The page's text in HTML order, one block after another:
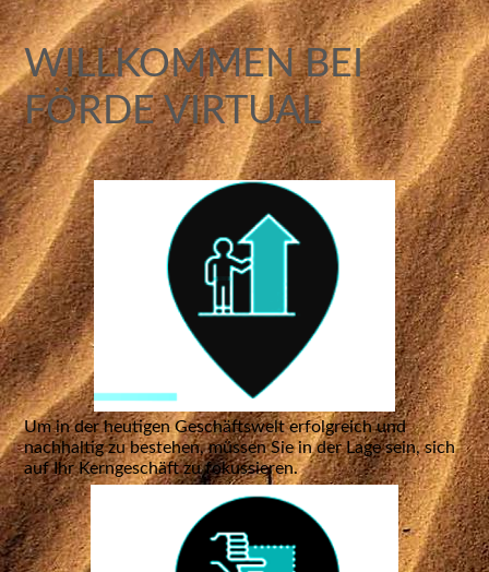
WILLKOMMEN BEI
FÖRDE VIRTUAL
Um in der heutigen Geschäftswelt erfolgreich und
nachhaltig zu bestehen, müssen Sie in der Lage sein, sich
auf Ihr Kerngeschäft zu fokussieren.